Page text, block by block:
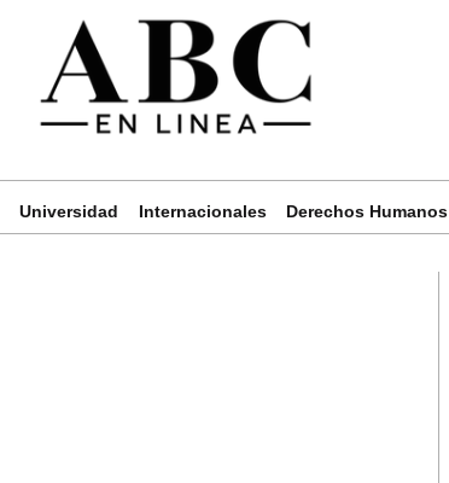
Universidad Internacionales Derechos Humanos